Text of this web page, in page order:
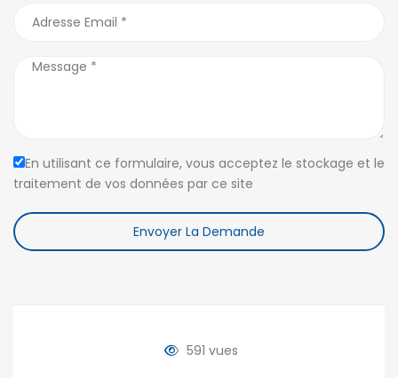
En utilisant ce formulaire, vous acceptez le stockage et le
traitement de vos données par ce site
Envoyer La Demande
591 vues